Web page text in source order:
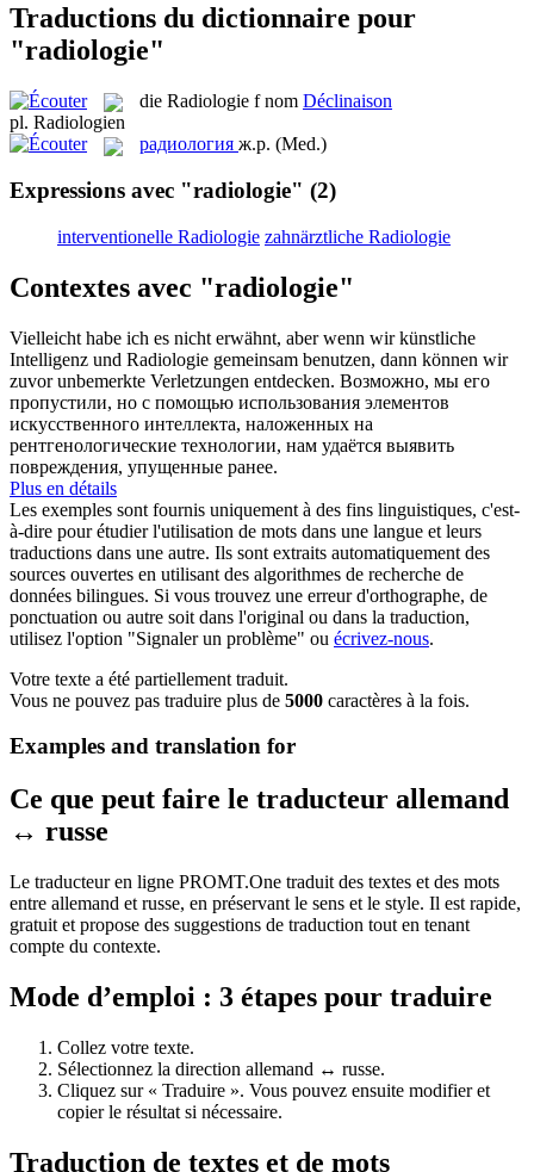
Traductions du dictionnaire pour
"radiologie"
die Radiologie f nom Déclinaison
pl. Radiologien
радиология ж.р. (Med.)
Expressions avec "radiologie" (2)
interventionelle Radiologie zahnärztliche Radiologie
Contextes avec "radiologie"
Vielleicht habe ich es nicht erwähnt, aber wenn wir künstliche
Intelligenz und Radiologie gemeinsam benutzen, dann können wir
zuvor unbemerkte Verletzungen entdecken. Возможно, мы его
пропустили, но с помощью использования элементов
искусственного интеллекта, наложенных на
рентгенологические технологии, нам удаётся выявить
повреждения, упущенные ранее.
Plus en détails
Les exemples sont fournis uniquement à des fins linguistiques, c'est-
à-dire pour étudier l'utilisation de mots dans une langue et leurs
traductions dans une autre. Ils sont extraits automatiquement des
sources ouvertes en utilisant des algorithmes de recherche de
données bilingues. Si vous trouvez une erreur d'orthographe, de
ponctuation ou autre soit dans l'original ou dans la traduction,
utilisez l'option "Signaler un problème" ou écrivez-nous.
Votre texte a été partiellement traduit.
Vous ne pouvez pas traduire plus de 5000 caractères à la fois.
Examples and translation for
Ce que peut faire le traducteur allemand
↔ russe
Le traducteur en ligne PROMT.One traduit des textes et des mots
entre allemand et russe, en préservant le sens et le style. Il est rapide,
gratuit et propose des suggestions de traduction tout en tenant
compte du contexte.
Mode d’emploi : 3 étapes pour traduire
Collez votre texte.
Sélectionnez la direction allemand ↔ russe.
Cliquez sur « Traduire ». Vous pouvez ensuite modifier et
copier le résultat si nécessaire.
Traduction de textes et de mots